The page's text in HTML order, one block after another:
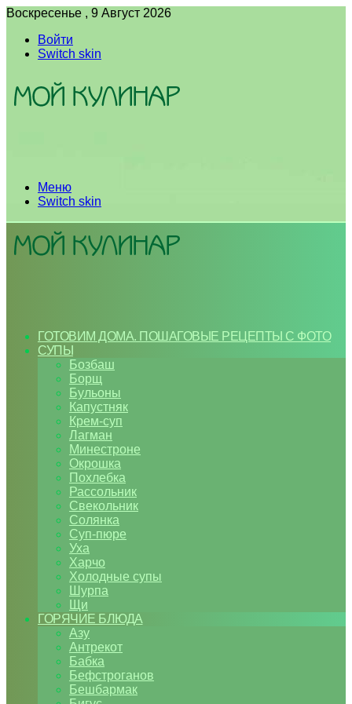
Воскресенье , 9 Август 2026
Войти
Switch skin
Меню
Switch skin
ГОТОВИМ ДОМА. ПОШАГОВЫЕ РЕЦЕПТЫ С ФОТО
СУПЫ
Бозбаш
Борщ
Бульоны
Капустняк
Крем-суп
Лагман
Минестроне
Окрошка
Похлебка
Рассольник
Свекольник
Солянка
Суп-пюре
Уха
Харчо
Холодные супы
Шурпа
Щи
ГОРЯЧИЕ БЛЮДА
Азу
Антрекот
Бабка
Бефстроганов
Бешбармак